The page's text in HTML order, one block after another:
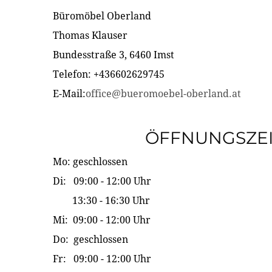
Büromöbel Oberland
Thomas Klauser
Bundesstraße 3, 6460 Imst
Telefon: +436602629745
E-Mail:office@bueromoebel-oberland.at
Mo: geschlossen
Di: 09:00 - 12:00 Uhr
13:30 - 16:30 Uhr
Mi: 09:00 - 12:00 Uhr
Do: geschlossen
Fr: 09:00 - 12:00 Uhr